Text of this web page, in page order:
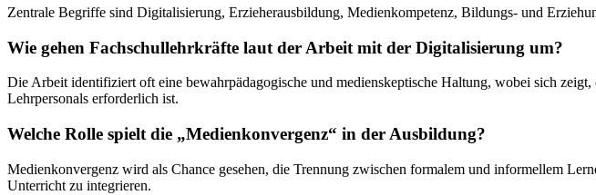
Zentrale Begriffe sind Digitalisierung, Erzieherausbildung, Medienkompetenz, Bildungs- und
Wie gehen Fachschullehrkräfte laut der Arbeit mit der Digitalisierung um?
Die Arbeit identifiziert oft eine bewahrpädagogische und medienskeptische Haltung, wobei sich
Lehrpersonals erforderlich ist.
Welche Rolle spielt die „Medienkonvergenz“ in der Ausbildung?
Medienkonvergenz wird als Chance gesehen, die Trennung zwischen formalem und informellem
Unterricht zu integrieren.